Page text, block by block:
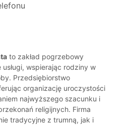
to zakład pogrzebowy
wspierając rodziny w
Przedsiębiorstwo
organizację uroczystości
najwyższego szacunku i
religijnych. Firma
tradycyjne z trumną, jak i